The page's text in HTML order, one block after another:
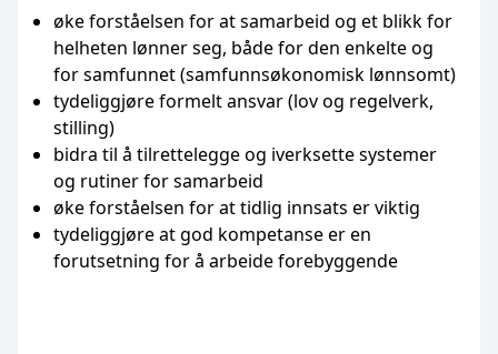
øke forståelsen for at samarbeid og et blikk for
helheten lønner seg, både for den enkelte og
for samfunnet (samfunnsøkonomisk lønnsomt)
tydeliggjøre formelt ansvar (lov og regelverk,
stilling)
bidra til å tilrettelegge og iverksette systemer
og rutiner for samarbeid
øke forståelsen for at tidlig innsats er viktig
tydeliggjøre at god kompetanse er en
forutsetning for å arbeide forebyggende